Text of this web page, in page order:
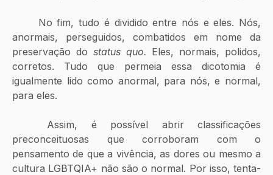
anormais, perseguidos, combatidos em nome da
preservação do status quo. Eles, normais, polidos,
corretos. Tudo que permeia essa dicotomia é
igualmente lido como anormal, para nós, e normal,
para eles.
preconceituosas que corroboram com o
pensamento de que a vivência, as dores ou mesmo a
cultura LGBTQIA+ não são o normal. Por isso, tenta-